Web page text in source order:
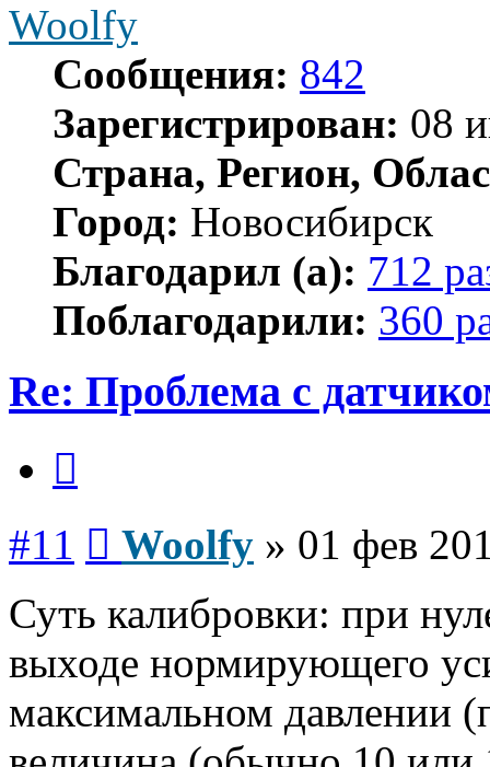
Woolfy
Сообщения: 842
Зарегистрирован: 08
Страна, Регион,
Город: Новосибирск
Благодарил (а): 712
Поблагодарили: 360
Re: Проблема с
#11 Woolfy » 01 фев
Суть калибровки: при
выходе нормирующего
максимальном давлении